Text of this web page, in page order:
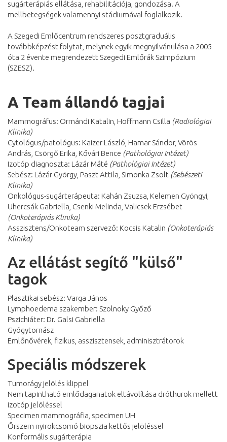
sugárterápiás ellátása, rehabilitációja, gondozása. A
mellbetegségek valamennyi stádiumával foglalkozik.
A Szegedi Emlőcentrum rendszeres posztgraduális
továbbképzést folytat, melynek egyik megnyilvánulása a 2005
óta 2 évente megrendezett Szegedi Emlőrák Szimpózium
(SZESZ).
A Team állandó tagjai
Mammográfus: Ormándi Katalin, Hoffmann Csilla (Radiológiai
Klinika)
Cytológus/patológus: Kaizer László, Hamar Sándor, Vörös
András, Csörgő Erika, Kővári Bence (Pathológiai Intézet)
Izotóp diagnoszta: Lázár Máté (Pathológiai Intézet)
Sebész: Lázár György, Paszt Attila, Simonka Zsolt (Sebészeti
Klinika)
Onkológus-sugárterápeuta: Kahán Zsuzsa, Kelemen Gyöngyi,
Uhercsák Gabriella, Csenki Melinda, Valicsek Erzsébet
(Onkoterápiás Klinika)
Asszisztens/Onkoteam szervező: Kocsis Katalin (Onkoterápiás
Klinika)
Az ellátást segítő "külső"
tagok
Plasztikai sebész: Varga János
Lymphoedema szakember: Szolnoky Győző
Pszichiáter: Dr. Galsi Gabriella
Gyógytornász
Emlőnővérek, fizikus, asszisztensek, adminisztrátorok
Speciális módszerek
Tumorágy jelölés klippel
Nem tapintható emlődaganatok eltávolítása dróthurok mellett
izotóp jelöléssel
Specimen mammográfia, specimen UH
Őrszem nyirokcsomó biopszia kettős jelöléssel
Konformális sugárterápia